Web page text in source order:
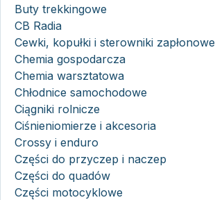
Buty trekkingowe
CB Radia
Cewki, kopułki i sterowniki zapłonowe
Chemia gospodarcza
Chemia warsztatowa
Chłodnice samochodowe
Ciągniki rolnicze
Ciśnieniomierze i akcesoria
Crossy i enduro
Części do przyczep i naczep
Części do quadów
Części motocyklowe